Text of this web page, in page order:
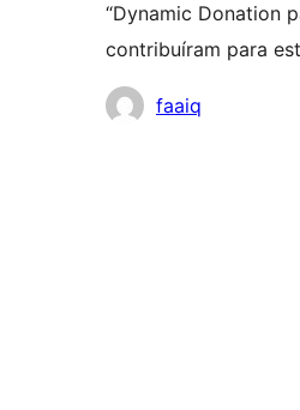
“Dynamic Donation
contribuíram para
Colaboradores
faaiq